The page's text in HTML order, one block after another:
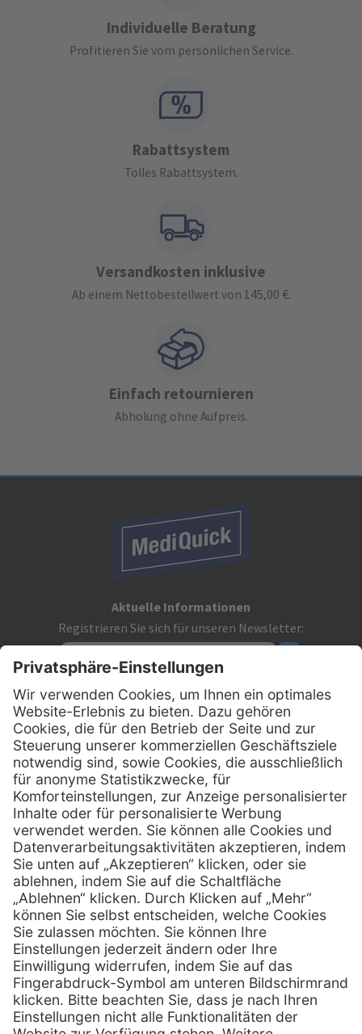
Individuelle Beratung
Profitieren Sie vom persönlichen Service.
Rabattsystem
Tolles Rabattsystem.
Versandkosten inklusive
Ab einem Nettobestellwert von 145,00 €.
Einfach retournieren
Abholung ohne Aufpreis.
Aktuelle Informationen
Registrieren Sie sich für unseren Newsletter:
Kontakt
MediQuick Arzt- und Krankenhausbedarfshandel GmbH
Hans-Wunderlich-Straße 7
D-49078 Osnabrück
Telefon:0800 - 633 43 66
E-Mail: info @ mediquick.de
Services
Serviceversprechen
Sprechstundenbedarf
Retoure anmelden
Hilfe
FAQs
Kontakt
Lob & Kritik
Zertifikat Rechtliches
AGB